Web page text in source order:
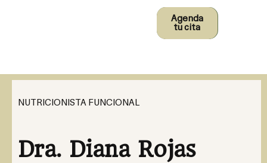
Conoce
más
Agenda
tu cita
NUTRICIONISTA FUNCIONAL
Dra. Diana Rojas